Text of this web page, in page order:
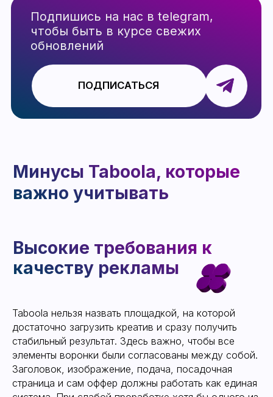
Taboola нельзя назвать площадкой, на которой
достаточно загрузить креатив и сразу получить
стабильный результат. Здесь важно, чтобы все
элементы воронки были согласованы между собой.
Заголовок, изображение, подача, посадочная
страница и сам оффер должны работать как единая
Поддержка как часть
эффективной работы с
Taboola
источник трафика